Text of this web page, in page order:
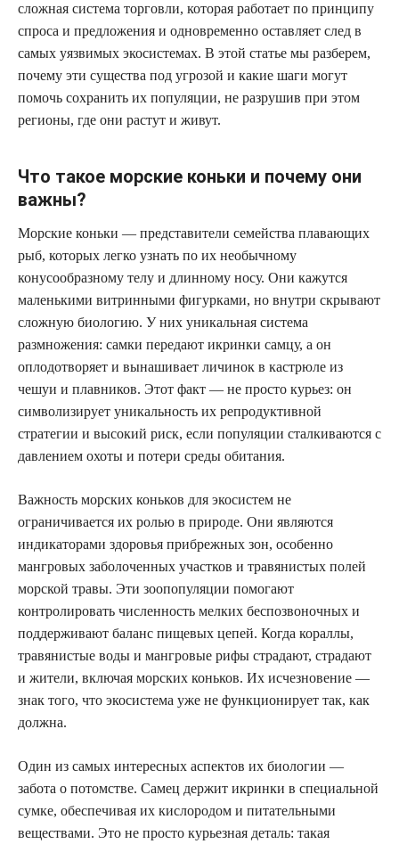
сложная система торговли, которая работает по принципу
спроса и предложения и одновременно оставляет след в
самых уязвимых экосистемах. В этой статье мы разберем,
почему эти существа под угрозой и какие шаги могут
помочь сохранить их популяции, не разрушив при этом
регионы, где они растут и живут.
Что такое морские коньки и почему они
важны?
Морские коньки — представители семейства плавающих
рыб, которых легко узнать по их необычному
конусообразному телу и длинному носу. Они кажутся
маленькими витринными фигурками, но внутри скрывают
сложную биологию. У них уникальная система
размножения: самки передают икринки самцу, а он
оплодотворяет и вынашивает личинок в кастрюле из
чешуи и плавников. Этот факт — не просто курьез: он
символизирует уникальность их репродуктивной
стратегии и высокий риск, если популяции сталкиваются с
давлением охоты и потери среды обитания.
Важность морских коньков для экосистем не
ограничивается их ролью в природе. Они являются
индикаторами здоровья прибрежных зон, особенно
мангровых заболоченных участков и травянистых полей
морской травы. Эти зоопопуляции помогают
контролировать численность мелких беспозвоночных и
поддерживают баланс пищевых цепей. Когда кораллы,
травянистые воды и мангровые рифы страдают, страдают
и жители, включая морских коньков. Их исчезновение —
знак того, что экосистема уже не функционирует так, как
должна.
Один из самых интересных аспектов их биологии —
забота о потомстве. Самец держит икринки в специальной
сумке, обеспечивая их кислородом и питательными
веществами. Это не просто курьезная деталь: такая